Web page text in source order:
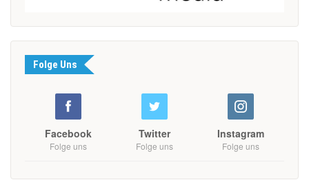
Folge Uns
Facebook
Folge uns
Twitter
Folge uns
Instagram
Folge uns